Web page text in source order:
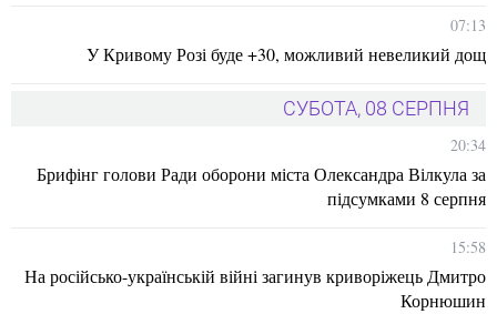
07:13
У Кривому Розі буде +30, можливий невеликий дощ
СУБОТА, 08 СЕРПНЯ
20:34
Брифінг голови Ради оборони міста Олександра Вілкула за
підсумками 8 серпня
15:58
На російсько-українській війні загинув криворіжець Дмитро
Корнюшин